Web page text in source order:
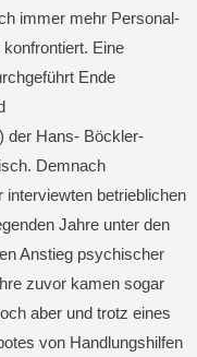
immer mehr Personal-
Eine
Ende
der Hans- Böckler-
Demnach
interviewten betrieblichen
Jahre unter den
Anstieg psychischer
zuvor kamen sogar
aber und trotz eines
von Handlungshilfen